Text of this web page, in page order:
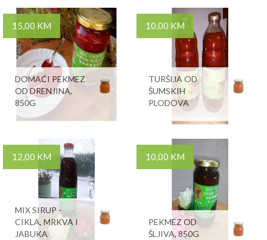
15,00 KM
DOMAĆI PEKMEZ
OD DRENJINA,
850G
10,00 KM
TURŠIJA OD
ŠUMSKIH
PLODOVA
12,00 KM
MIX SIRUP -
CIKLA, MRKVA I
JABUKA
10,00 KM
PEKMEZ OD
ŠLJIVA, 850G